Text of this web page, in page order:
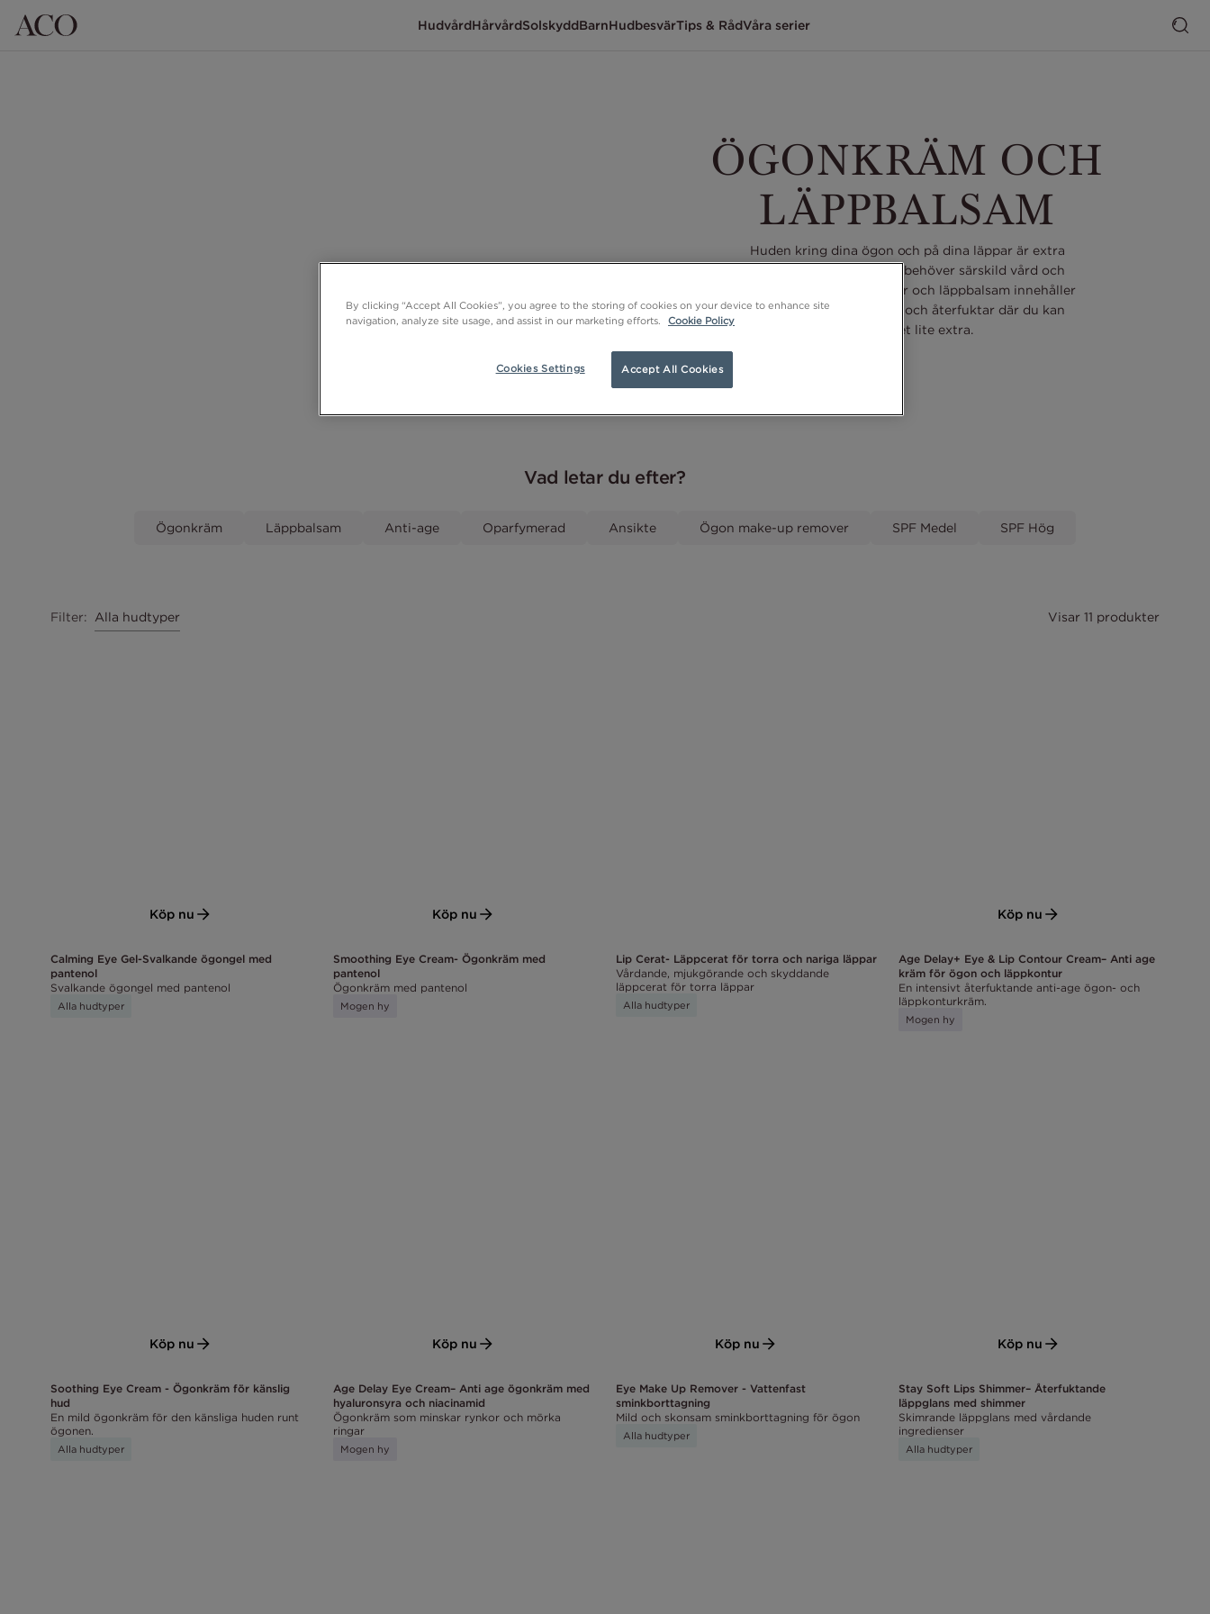
HudvårdHårvårdSolskyddBarnHudbesvärTips & RådVåra serier
ÖGONKRÄM OCH
LÄPPBALSAM
Huden kring dina ögon och på dina läppar är extra
känslig, den är tunn och behöver särskild vård och
omtanke. Våra ögonkrämer och läppbalsam innehåller
ingredienser som vårdar och återfuktar där du kan
behöva det lite extra.
Vad letar du efter?
Ögonkräm Läppbalsam Anti-age Oparfymerad Ansikte Ögon make-up remover SPF Medel SPF Hög
Filter: Alla hudtyper Visar 11 produkter
Köp nu
Calming Eye Gel-Svalkande ögongel med
pantenol
Svalkande ögongel med pantenol
Alla hudtyper
Köp nu
Smoothing Eye Cream- Ögonkräm med
pantenol
Ögonkräm med pantenol
Mogen hy
Lip Cerat- Läppcerat för torra och nariga läppar
Vårdande, mjukgörande och skyddande
läppcerat för torra läppar
Alla hudtyper
Köp nu
Age Delay+ Eye & Lip Contour Cream– Anti age
kräm för ögon och läppkontur
En intensivt återfuktande anti-age ögon- och
läppkonturkräm.
Mogen hy
Köp nu
Soothing Eye Cream - Ögonkräm för känslig
hud
En mild ögonkräm för den känsliga huden runt
ögonen.
Alla hudtyper
Köp nu
Age Delay Eye Cream– Anti age ögonkräm med
hyaluronsyra och niacinamid
Ögonkräm som minskar rynkor och mörka
ringar
Mogen hy
Köp nu
Eye Make Up Remover - Vattenfast
sminkborttagning
Mild och skonsam sminkborttagning för ögon
Alla hudtyper
Köp nu
Stay Soft Lips Shimmer– Återfuktande
läppglans med shimmer
Skimrande läppglans med vårdande
ingredienser
Alla hudtyper
By clicking “Accept All Cookies”, you agree to the storing of cookies on your device to enhance site
navigation, analyze site usage, and assist in our marketing efforts.
Cookie Policy
Cookies Settings Accept All Cookies